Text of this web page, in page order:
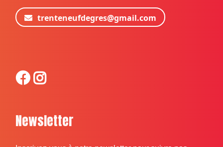
trenteneufdegres@gmail.com
Newsletter